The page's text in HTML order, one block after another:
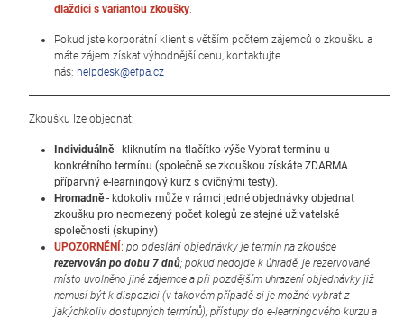
dlaždici s variantou zkoušky
Pokud jste korporátní klient s větším počtem zájemců o zkoušku a
máte zájem získat výhodnější cenu, kontaktujte
nás: helpdesk@efpa.cz
Zkoušku lze objednat:
Individuálně- kliknutím na tlačítko výše Vybrat termínu u
konkrétního termínu (společně se zkouškou získáte ZDARMA
příparvný e-learningový kurz s cvičnými testy).
Hromadně- kdokoliv může v rámci jedné objednávky objednat
zkoušku pro neomezený počet kolegů ze stejné uživatelské
společnosti (skupiny)
UPOZORNĚNÍ: po odeslání objednávky je termín na zkoušce
rezervován po dobu 7 dnů; pokud nedojde k úhradě, je rezervované
místo uvolněno jiné zájemce a při pozdějším uhrazení objednávky již
nemusí být k dispozici (v takovém případě si je možné vybrat z
jakýchkoliv dostupných termínů); přístupy do e-learningového kurzu a